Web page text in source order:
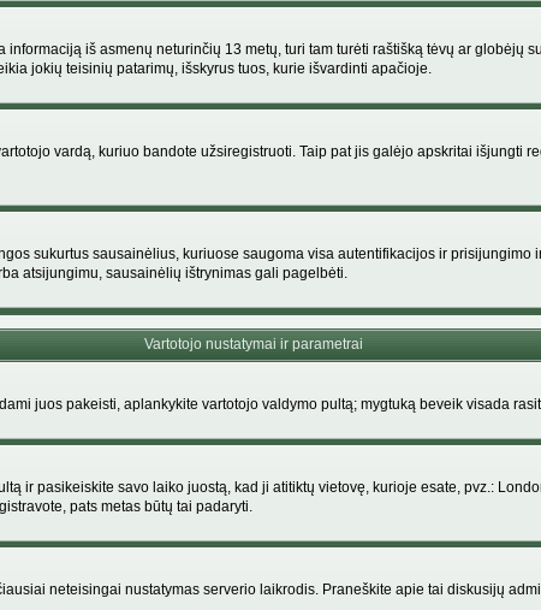
iš asmenų neturinčių 13 metų, turi tam turėti raštišką tėvų ar globėjų
jokių teisinių patarimų, išskyrus tuos, kurie išvardinti apačioje.
vardą, kuriuo bandote užsiregistruoti. Taip pat jis galėjo apskritai išjungti
sukurtus sausainėlius, kuriuose saugoma visa autentifikacijos ir
atsijungimu, sausainėlių ištrynimas gali pagelbėti.
Vartotojo nustatymai ir parametrai
juos pakeisti, aplankykite vartotojo valdymo pultą; mygtuką beveik visada
ir pasikeiskite savo laiko juostą, kad ji atitiktų vietovę, kurioje esate, pvz.:
pats metas būtų tai padaryti.
neteisingai nustatymas serverio laikrodis. Praneškite apie tai diskusijų